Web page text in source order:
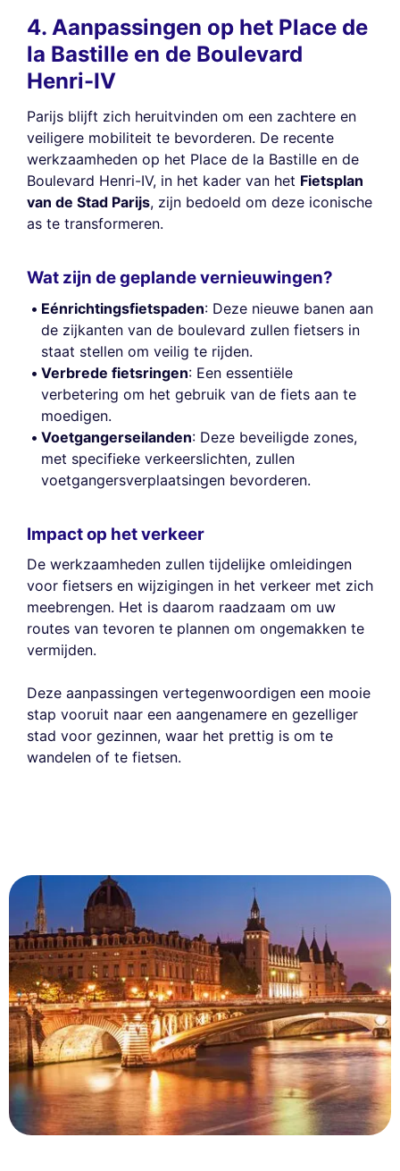
4. Aanpassingen op het Place de
la Bastille en de Boulevard
Henri-IV
Parijs blijft zich heruitvinden om een zachtere en
veiligere mobiliteit te bevorderen. De recente
werkzaamheden op het Place de la Bastille en de
Boulevard Henri-IV, in het kader van het Fietsplan
van de Stad Parijs, zijn bedoeld om deze iconische
as te transformeren.
Wat zijn de geplande vernieuwingen?
Eénrichtingsfietspaden: Deze nieuwe banen aan
de zijkanten van de boulevard zullen fietsers in
staat stellen om veilig te rijden.
Verbrede fietsringen: Een essentiële
verbetering om het gebruik van de fiets aan te
moedigen.
Voetgangerseilanden: Deze beveiligde zones,
met specifieke verkeerslichten, zullen
voetgangersverplaatsingen bevorderen.
Impact op het verkeer
De werkzaamheden zullen tijdelijke omleidingen
voor fietsers en wijzigingen in het verkeer met zich
meebrengen. Het is daarom raadzaam om uw
routes van tevoren te plannen om ongemakken te
vermijden.
Deze aanpassingen vertegenwoordigen een mooie
stap vooruit naar een aangenamere en gezelliger
stad voor gezinnen, waar het prettig is om te
wandelen of te fietsen.